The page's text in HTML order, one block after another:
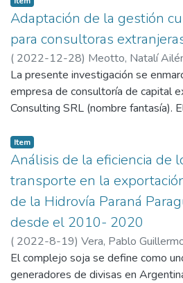
Adaptación de la gestión
para consultoras
( 2022-12-28) Meotto, Natalí
La presente investigación se
empresa de consultoría de capital
Consulting SRL (nombre fantasía).
consultoras extranjeras que permita
corporativa con la idiosincrasia del
Argentina. La investigación siguió el
carácter descriptiva, con datos
siendo las técnicas de recolección
documental, entrevistas, y
arribar a las conclusiones y balance
Item
Análisis de la eficiencia de
transporte en la
de la Hidrovía Paraná
desde el 2010- 2020
( 2022-8-19) Vera, Pablo
El complejo soja se define como
generadores de divisas en